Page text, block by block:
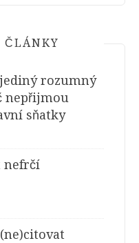
ČLÁNKY
rozumný
nepřijmou
sňatky
nefrčí